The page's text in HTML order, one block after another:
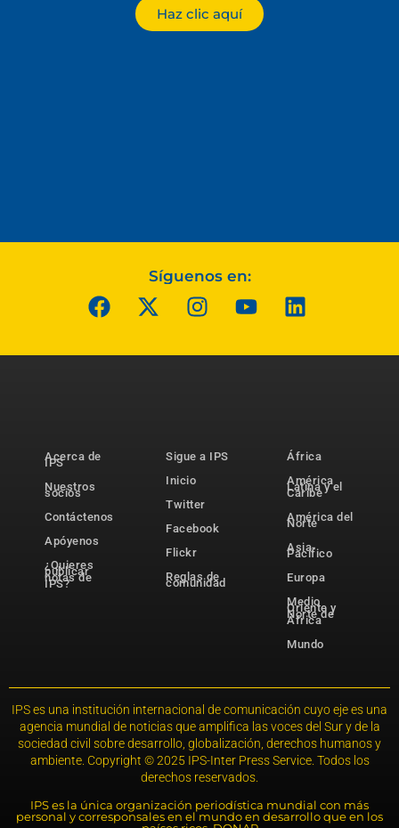
Haz clic aquí
Síguenos en:
Acerca de
IPS
Nuestros
socios
Contáctenos
Apóyenos
¿Quieres
publicar
notas de
IPS?
Sigue a IPS
Inicio
Twitter
Facebook
Flickr
Reglas de
comunidad
África
América
Latina y el
Caribe
América del
Norte
Asia-
Pacífico
Europa
Medio
Oriente y
Norte de
África
Mundo
IPS es una institución internacional de comunicación cuyo eje es una
agencia mundial de noticias que amplifica las voces del Sur y de la
sociedad civil sobre desarrollo, globalización, derechos humanos y
ambiente. Copyright © 2025 IPS-Inter Press Service. Todos los
derechos reservados.
IPS es la única organización periodística mundial con más
personal y corresponsales en el mundo en desarrollo que en los